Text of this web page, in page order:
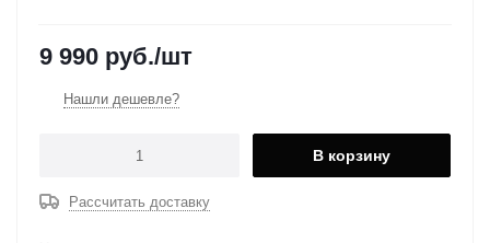
9 990 руб./шт
Нашли дешевле?
В корзину
Рассчитать доставку